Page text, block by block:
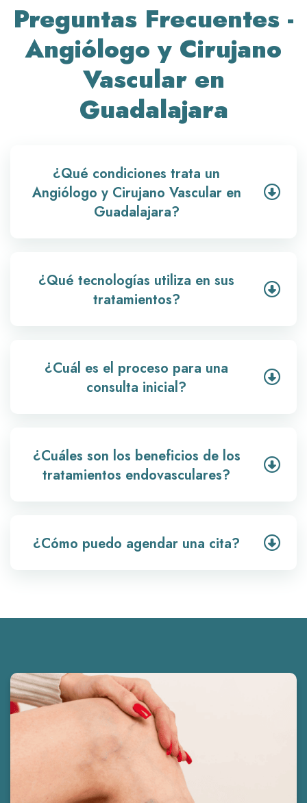
Preguntas Frecuentes -
Angiólogo y Cirujano
Vascular en
Guadalajara
¿Qué condiciones trata un
Angiólogo y Cirujano Vascular en
Guadalajara?
¿Qué tecnologías utiliza en sus
tratamientos?
¿Cuál es el proceso para una
consulta inicial?
¿Cuáles son los beneficios de los
tratamientos endovasculares?
¿Cómo puedo agendar una cita?